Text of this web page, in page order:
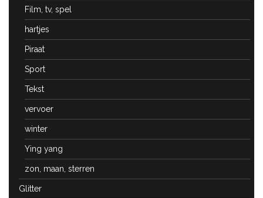
Film, tv, spel
hartjes
Piraat
Sport
Tekst
vervoer
winter
Ying yang
zon, maan, sterren
Glitter